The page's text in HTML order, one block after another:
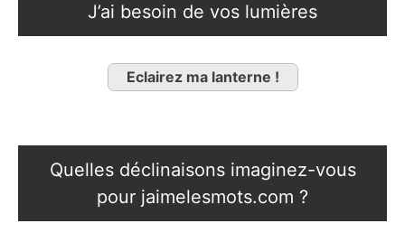
J’ai besoin de vos lumières
Eclairez ma lanterne !
Quelles déclinaisons imaginez-vous
pour jaimelesmots.com ?